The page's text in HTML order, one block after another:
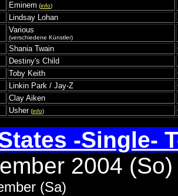
Eminem (info)
Lindsay Lohan
Various
(verschiedene Künstler)
Shania Twain
Destiny's Child
Toby Keith
Linkin Park / Jay-Z
Clay Aiken
Usher(info)
-Single-
2004
(Sa)